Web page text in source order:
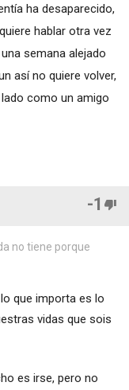
ha desaparecido,
hablar otra vez
semana alejado
así no quiere volver,
como un amigo
-1
no tiene porque
que importa es lo
vidas que sois
es irse, pero no